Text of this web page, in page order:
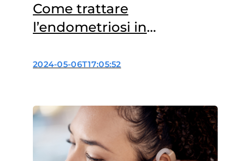
Come trattare
l’endometriosi in
2024-05-06T17:05:52